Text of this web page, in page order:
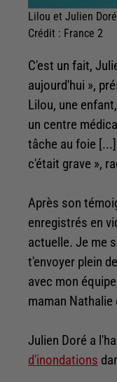
Lilou et Julien Doré
Crédit : France 2
C'est un fait,
aujourd'hui »,
Lilou, une
un centre
tâche au foie
c'était grave »,
Après son
enregistrés en
actuelle. Je me
t'envoyer plein
avec mon
maman
Julien Doré a
d'inondations